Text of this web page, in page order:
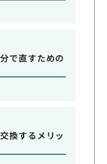
で直すための
換するメリッ